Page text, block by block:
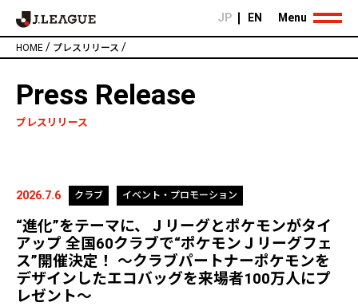
JP EN
HOME / プレスリリース /
Menu
Press Release
プレスリリース
2026.7.6 クラブ イベント・プロモーション
“進化”をテーマに、Ｊリーグとポケモンがタイ
アップ 全国60クラブで“ポケモンＪリーグフェ
ス”開催決定！ ～クラブパートナーポケモンを
デザインしたエコバッグを来場者100万人にプ
レゼント～